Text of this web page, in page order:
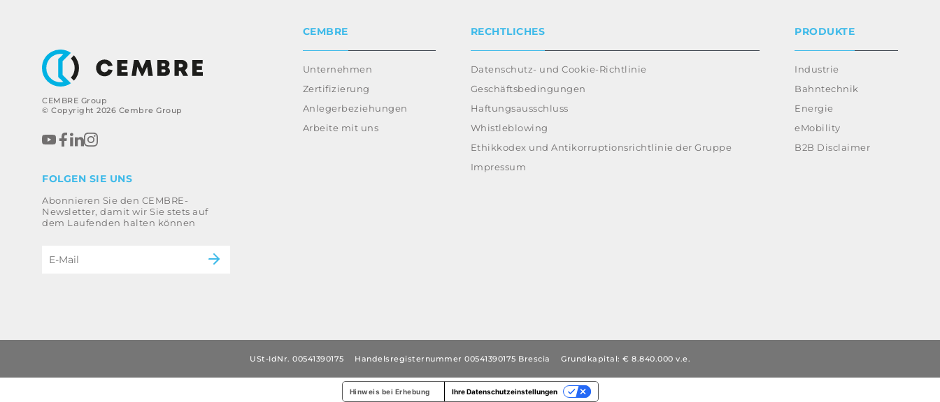
CEMBRE Group
© Copyright 2026 Cembre Group
CEMBRE
Unternehmen
Zertifizierung
Anlegerbeziehungen
Arbeite mit uns
RECHTLICHES
Datenschutz- und Cookie-Richtlinie
Geschäftsbedingungen
Haftungsausschluss
Whistleblowing
Ethikkodex und Antikorruptionsrichtlinie der Gruppe
Impressum
PRODUKTE
Industrie
Bahntechnik
Energie
eMobility
B2B Disclaimer
FOLGEN SIE UNS
Abonnieren Sie den CEMBRE-
Newsletter, damit wir Sie stets auf
dem Laufenden halten können
USt-IdNr. 00541390175 Handelsregisternummer 00541390175 Brescia Grundkapital: € 8.840.000 v.e.
Hinweis bei Erhebung Ihre Datenschutzeinstellungen